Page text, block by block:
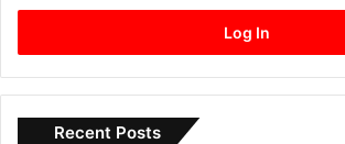
Log In
Recent Posts